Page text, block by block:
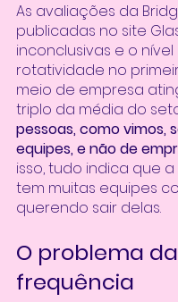
As avaliações da
publicadas no site
inconclusivas e o nível
rotatividade no
meio de empresa
triplo da média do
pessoas, como vimos,
equipes, e não de
isso, tudo indica que
tem muitas equipes
querendo sair delas.
O problema
frequência